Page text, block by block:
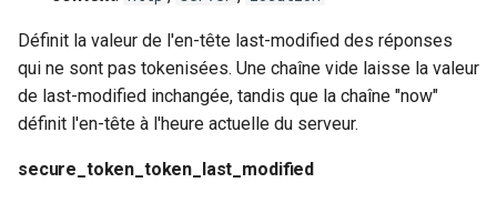
rabbitmqstomp
rack
Définit la valeur de l'en-tête last-modified des réponses
qui ne sont pas tokenisées. Une chaîne vide laisse la valeur
de last-modified inchangée, tandis que la chaîne "now"
définit l'en-tête à l'heure actuelle du serveur.
secure_token_token_last_modified